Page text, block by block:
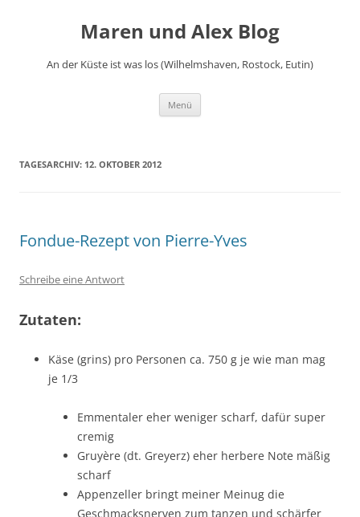
Maren und Alex Blog
An der Küste ist was los (Wilhelmshaven, Rostock, Eutin)
Menü
TAGESARCHIV: 12. OKTOBER 2012
Fondue-Rezept von Pierre-Yves
Schreibe eine Antwort
Zutaten:
Käse (grins) pro Personen ca. 750 g je wie man mag
je 1/3
Emmentaler eher weniger scharf, dafür super
cremig
Gruyère (dt. Greyerz) eher herbere Note mäßig
scharf
Appenzeller bringt meiner Meinug die
Geschmacksnerven zum tanzen und schärfer